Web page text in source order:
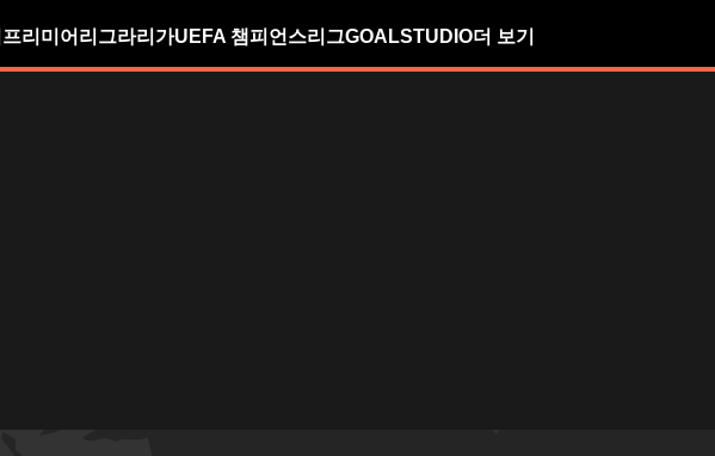
프리미어리그라리가UEFA 챔피언스리그GOALSTUDIO더 보기